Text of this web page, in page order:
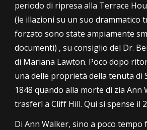
periodo di ripresaalla Terrace
(le illazioni su un suo drammatico
forzato sono state ampiamente
documenti) ,su consiglio del Dr.
di Mariana Lawton. Poco dopo
una delle proprietà della tenuta di
1848 quando alla morte di zia Ann
trasferì a Cliff Hill. Qui si spense il
Di Ann Walker, sino a poco tempo